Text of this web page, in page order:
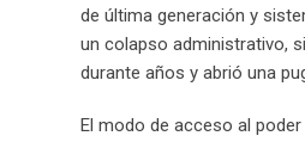
de última generación y
un colapso administrativo,
durante años y abrió una
El modo de acceso al